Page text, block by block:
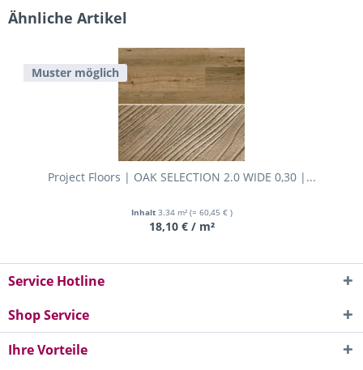
Ähnliche Artikel
Muster möglich
Project Floors | OAK SELECTION 2.0 WIDE 0,30 |...
Inhalt 3.34 m² (= 60,45 € )
18,10 € / m²
Service Hotline
Shop Service
Ihre Vorteile